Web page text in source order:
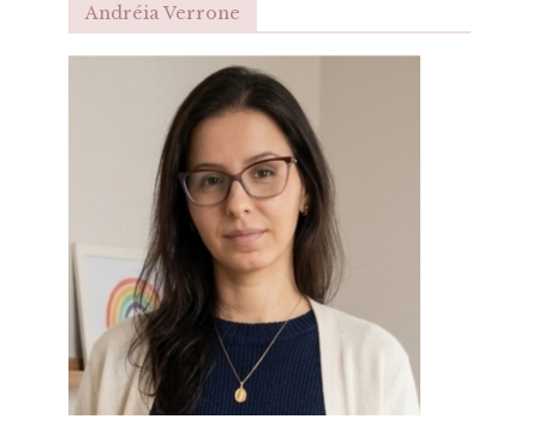
Andréia Verrone